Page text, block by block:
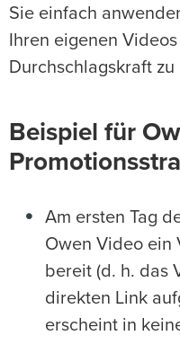
Sie einfach
Ihren eigenen
Durchschlagskraft zu
Beispiel für
Am ersten Tag
Owen Video ein
bereit (d. h. das
direkten Link
erscheint in